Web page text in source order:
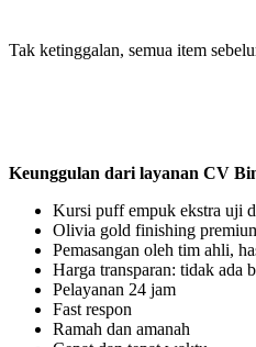
Tak ketinggalan, semua item
Keunggulan dari layanan CV
Kursi puff empuk ekstra uji
Olivia gold finishing
Pemasangan oleh tim ahli,
Harga transparan: tidak ada
Pelayanan 24 jam
Fast respon
Ramah dan amanah